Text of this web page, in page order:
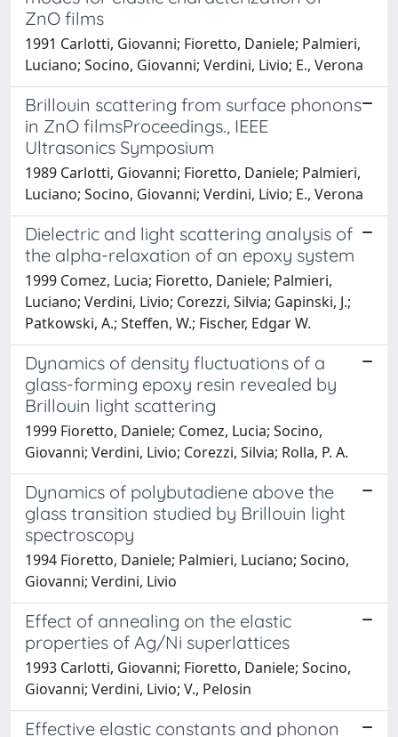
ZnO films
1991 Carlotti, Giovanni; Fioretto, Daniele; Palmieri,
Luciano; Socino, Giovanni; Verdini, Livio; E., Verona
Brillouin scattering from surface phonons
in ZnO filmsProceedings., IEEE
Ultrasonics Symposium
1989 Carlotti, Giovanni; Fioretto, Daniele; Palmieri,
Luciano; Socino, Giovanni; Verdini, Livio; E., Verona
Dielectric and light scattering analysis of
the alpha-relaxation of an epoxy system
1999 Comez, Lucia; Fioretto, Daniele; Palmieri,
Luciano; Verdini, Livio; Corezzi, Silvia; Gapinski, J.;
Patkowski, A.; Steffen, W.; Fischer, Edgar W.
Dynamics of density fluctuations of a
glass-forming epoxy resin revealed by
Brillouin light scattering
1999 Fioretto, Daniele; Comez, Lucia; Socino,
Giovanni; Verdini, Livio; Corezzi, Silvia; Rolla, P. A.
Dynamics of polybutadiene above the
glass transition studied by Brillouin light
spectroscopy
1994 Fioretto, Daniele; Palmieri, Luciano; Socino,
Giovanni; Verdini, Livio
Effect of annealing on the elastic
properties of Ag/Ni superlattices
1993 Carlotti, Giovanni; Fioretto, Daniele; Socino,
Giovanni; Verdini, Livio; V., Pelosin
Effective elastic constants and phonon